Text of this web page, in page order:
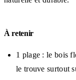
À retenir
1 plage : le bois
le trouve surtout